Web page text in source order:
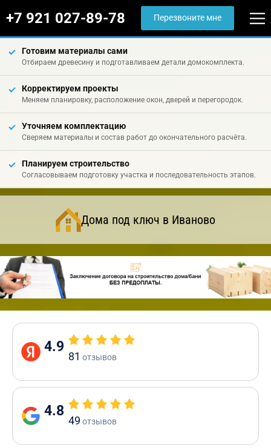
+7 921 027-89-78 Перезвоните мне
Готовим материалы сами
Отбираем древесину и подготавливаем детали домокомплекта.
Корректируем проекты
Меняем планировку, расположение окон, дверей и перегородок.
Уточняем комплектацию
Сверяем материалы и состав работ до окончательного расчёта.
Планируем строительство
Согласовываем подготовку участка и последовательность этапов.
Дома под ключ в Иваново
4.9
81 отзывов
4.8
49 отзывов